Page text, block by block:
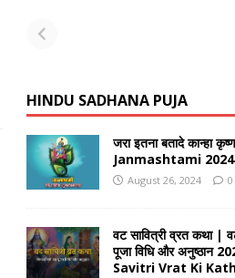
आपकी स्मरण शक्ति को
तरोताजा रखेंगे
HINDU SADHANA PUJA
जरा इतना बतादे कान्हा
Janmashtami
August 26, 2024 0
वट सावित्री व्रत कथा |
पूजा विधि और अनुष्ठान
Savitri Vrat Ki